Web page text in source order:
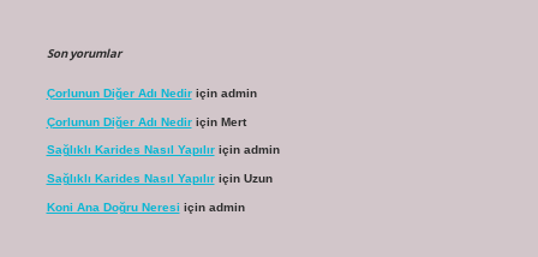
Son yorumlar
Çorlunun Diğer Adı Nediriçin admin
Çorlunun Diğer Adı Nediriçin Mert
Sağlıklı Karides Nasıl Yapılıriçin admin
Sağlıklı Karides Nasıl Yapılıriçin Uzun
Koni Ana Doğru Neresi için admin